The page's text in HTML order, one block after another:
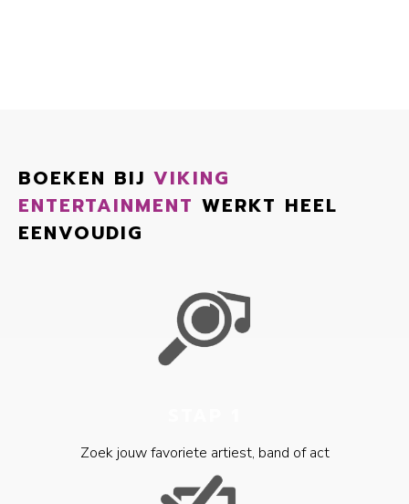
BOEKEN BIJ VIKING
ENTERTAINMENT WERKT HEEL
EENVOUDIG
Zoek jouw favoriete artiest, band of act